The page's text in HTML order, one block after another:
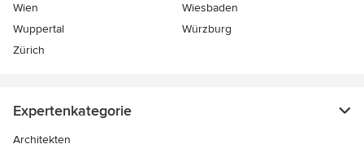
Wien
Wiesbaden
Wuppertal
Würzburg
Zürich
Expertenkategorie
Architekten